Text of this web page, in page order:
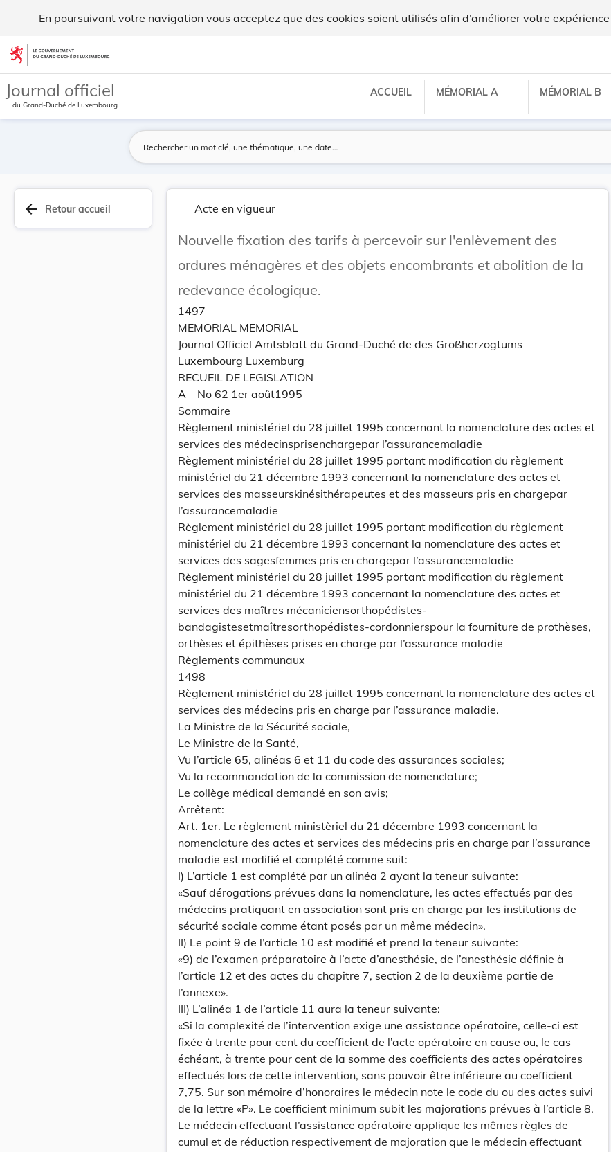
En poursuivant votre navigation vous acceptez que des cookies soient utilisés afin d’améliorer votre
Aller au contenu
Journal officiel
du Grand-Duché de Luxembourg
ACCUEIL MÉMORIAL A MÉMORIAL B
arrow_back Retour accueil Acte en vigueur
Nouvelle fixation des tarifs à percevoir sur l'enlèvement des
ordures ménagères et des objets encombrants et abolition de la
redevance écologique.
1497
MEMORIAL MEMORIAL
Journal Officiel Amtsblatt du Grand-Duché de des Großherzogtums
Luxembourg Luxemburg
RECUEIL DE LEGISLATION
A—No 62 1er août1995
Sommaire
Règlement ministériel du 28 juillet 1995 concernant la nomenclature des actes et
services des médecinsprisenchargepar l’assurancemaladie
Règlement ministériel du 28 juillet 1995 portant modification du règlement
ministériel du 21 décembre 1993 concernant la nomenclature des actes et
services des masseurskinésithérapeutes et des masseurs pris en chargepar
l’assurancemaladie
Règlement ministériel du 28 juillet 1995 portant modification du règlement
ministériel du 21 décembre 1993 concernant la nomenclature des actes et
services des sagesfemmes pris en chargepar l’assurancemaladie
Règlement ministériel du 28 juillet 1995 portant modification du règlement
ministériel du 21 décembre 1993 concernant la nomenclature des actes et
services des maîtres mécaniciensorthopédistes-
bandagistesetmaîtresorthopédistes-cordonnierspour la fourniture de prothèses,
orthèses et épithèses prises en charge par l’assurance maladie
Règlements communaux
1498
Règlement ministériel du 28 juillet 1995 concernant la nomenclature des actes et
services des médecins pris en charge par l’assurance maladie.
La Ministre de la Sécurité sociale,
Le Ministre de la Santé,
Vu l’article 65, alinéas 6 et 11 du code des assurances sociales;
Vu la recommandation de la commission de nomenclature;
Le collège médical demandé en son avis;
Arrêtent:
Art. 1er. Le règlement ministèriel du 21 décembre 1993 concernant la
nomenclature des actes et services des médecins pris en charge par l’assurance
maladie est modifié et complété comme suit:
I) L’article 1 est complété par un alinéa 2 ayant la teneur suivante:
«Sauf dérogations prévues dans la nomenclature, les actes effectués par des
médecins pratiquant en association sont pris en charge par les institutions de
sécurité sociale comme étant posés par un même médecin».
II) Le point 9 de l’article 10 est modifié et prend la teneur suivante:
«9) de l’examen préparatoire à l’acte d’anesthésie, de l’anesthésie définie à
l’article 12 et des actes du chapitre 7, section 2 de la deuxième partie de
l’annexe».
III) L’alinéa 1 de l’article 11 aura la teneur suivante:
«Si la complexité de l’intervention exige une assistance opératoire, celle-ci est
fixée à trente pour cent du coefficient de l’acte opératoire en cause ou, le cas
échéant, à trente pour cent de la somme des coefficients des actes opératoires
effectués lors de cette intervention, sans pouvoir être inférieure au coefficient
7,75. Sur son mémoire d’honoraires le médecin note le code du ou des actes suivi
de la lettre «P». Le coefficient minimum subit les majorations prévues à l’article 8.
Le médecin effectuant l’assistance opératoire applique les mêmes règles de
cumul et de réduction respectivement de majoration que le médecin effectuant